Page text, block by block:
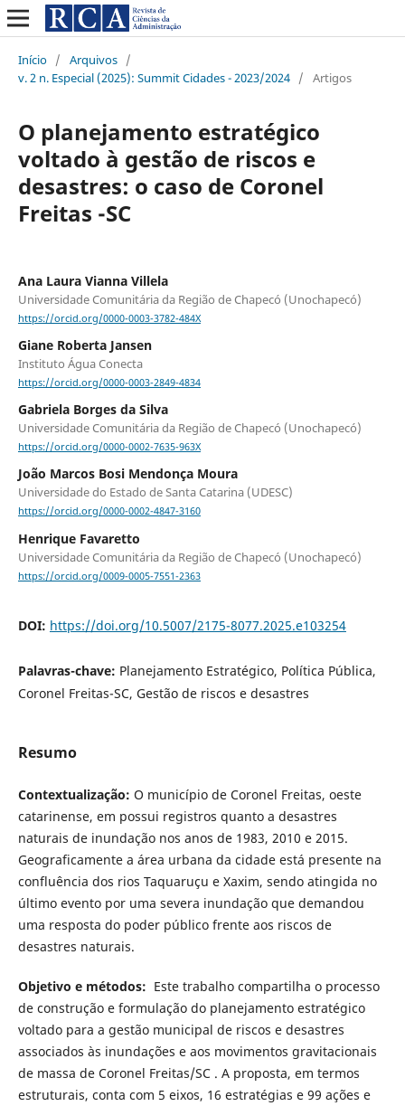
Início / Arquivos /
v. 2 n. Especial (2025): Summit Cidades - 2023/2024 / Artigos
O planejamento estratégico
voltado à gestão de riscos e
desastres: o caso de Coronel
Freitas -SC
Ana Laura Vianna Villela
Universidade Comunitária da Região de Chapecó (Unochapecó)
https://orcid.org/0000-0003-3782-484X
Giane Roberta Jansen
Instituto Água Conecta
https://orcid.org/0000-0003-2849-4834
Gabriela Borges da Silva
Universidade Comunitária da Região de Chapecó (Unochapecó)
https://orcid.org/0000-0002-7635-963X
João Marcos Bosi Mendonça Moura
Universidade do Estado de Santa Catarina (UDESC)
https://orcid.org/0000-0002-4847-3160
Henrique Favaretto
Universidade Comunitária da Região de Chapecó (Unochapecó)
https://orcid.org/0009-0005-7551-2363
DOI: https://doi.org/10.5007/2175-8077.2025.e103254
Palavras-chave: Planejamento Estratégico, Política Pública,
Coronel Freitas-SC, Gestão de riscos e desastres
Resumo
Contextualização: O município de Coronel Freitas, oeste
catarinense, em possui registros quanto a desastres
naturais de inundação nos anos de 1983, 2010 e 2015.
Geograficamente a área urbana da cidade está presente na
confluência dos rios Taquaruçu e Xaxim, sendo atingida no
último evento por uma severa inundação que demandou
uma resposta do poder público frente aos riscos de
desastres naturais.
Objetivo e métodos: Este trabalho compartilha o processo
de construção e formulação do planejamento estratégico
voltado para a gestão municipal de riscos e desastres
associados às inundações e aos movimentos gravitacionais
de massa de Coronel Freitas/SC . A proposta, em termos
estruturais, conta com 5 eixos, 16 estratégias e 99 ações e